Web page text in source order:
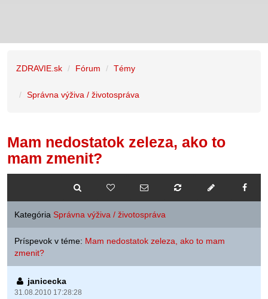
ZDRAVIE.sk Fórum Témy
Správna výživa / životospráva
Mam nedostatok zeleza, ako to
mam zmenit?
Kategória Správna výživa / životospráva
Príspevok v téme: Mam nedostatok zeleza, ako to mam
zmenit?
janicecka
31.08.2010 17:28:28